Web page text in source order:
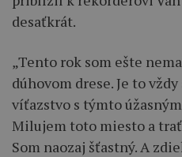
desaťkrát.
„Tento rok som ešte
dúhovom drese. Je to
víťazstvo s týmto
Milujem toto miesto a
Som naozaj šťastný. A